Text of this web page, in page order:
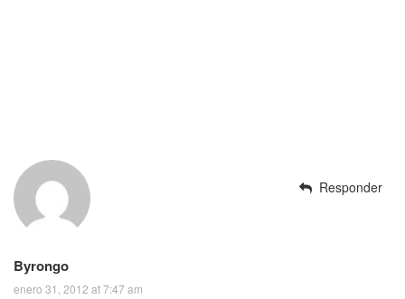
Byrongo
enero 31, 2012 at 7:47 am
Responder